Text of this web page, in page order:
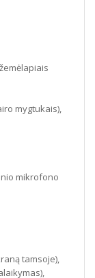
mygtukais),
mikrofono
tamsoje),